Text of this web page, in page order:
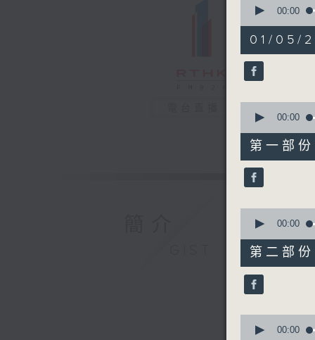
1400-
主題：水
嘉賓：陳
seconds
hour,
42
minutes,
24
90%
00:00
01/05/
seconds
51
minutes,
20
seconds
90%
00:00
第一部
seconds
51
minutes,
14
seconds
90%
00:00
第二部
seconds
00:00